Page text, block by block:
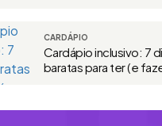
CARDÁPIO
Cardápio inclusivo: 7
baratas para ter (e